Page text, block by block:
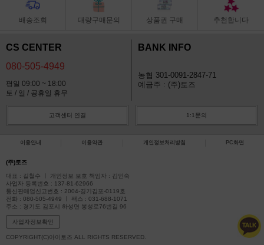
배송조회 대량구매문의 상품권 구매 추천합니다
CS CENTER
080-505-4949
평일 09:00 ~ 18:00
토 / 일 / 공휴일 휴무
BANK INFO
농협 301-0091-2847-71
예금주 : (주)토즈
고객센터 연결 1:1문의
이용안내 이용약관 개인정보처리방침 PC화면
(주)토즈
대표 : 길철수 ㅣ 개인정보 보호 책임자 : 김인숙
사업자 등록번호 : 137-81-62966
통신판매업신고번호 : 2004-경기김포-0119호
전화 : 080-505-4949 ㅣ 팩스 : 031-688-1071
주소 : 경기도 김포시 하성면 봉성로76번길 96
사업자정보확인
COPYRIGHT(C)아이토즈 ALL RIGHTS RESERVED.